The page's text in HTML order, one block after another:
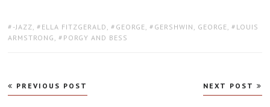
TAGS:
-JAZZ , ELLA FITZGERALD , GEORGE , GERSHWIN, GEORGE , LOUIS
ARMSTRONG , PORGY AND BESS
Navegação
de
PREVIOUS POST NEXT POST